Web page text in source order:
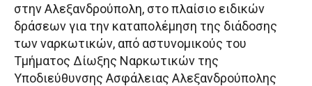
στην Αλεξανδρούπολη, στο πλαίσιο ειδικών
δράσεων για την καταπολέμηση της διάδοσης
των ναρκωτικών, από αστυνομικούς του
Τμήματος Δίωξης Ναρκωτικών της
Υποδιεύθυνσης Ασφάλειας Αλεξανδρούπολης